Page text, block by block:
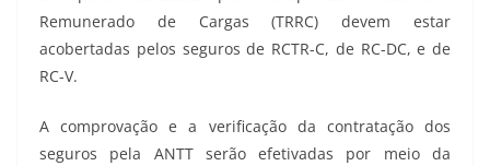
Remunerado de Cargas (TRRC) devem estar
acobertadas pelos seguros de RCTR-C, de RC-DC, e de
RC-V.
A comprovação e a verificação da contratação dos
seguros pela ANTT serão efetivadas por meio da